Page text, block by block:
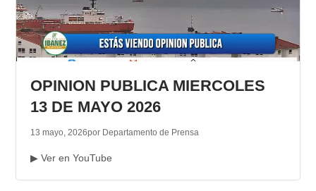
OPINION PUBLICA MIERCOLES
13 DE MAYO 2026
13 mayo, 2026por Departamento de Prensa
▶ Ver en YouTube